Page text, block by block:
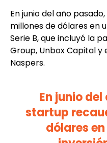
En junio del año
millones de dólares en
Serie B, que incluyó la
Group, Unbox Capital
Naspers.
En junio
startup
dólares